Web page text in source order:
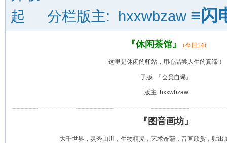
分栏版主: hxxwbzaw ≡闪
『休闲茶馆』 (今日 14)
这里是休闲的驿站，用心品尝人生的真谛！
子版: 『会员自曝』
版主: hxxwbzaw
『图音画坊』
大千世界，灵秀山川，生物精灵，艺术奇葩，音画欣赏，贴出